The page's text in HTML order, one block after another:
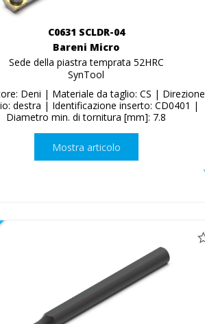
C0631 SCLDR-04
Bareni Micro
Sede della piastra temprata 52HRC
SynTool
Deni | Materiale da taglio: CS | Direzione
destra | Identificazione inserto: CD0401 |
Diametro min. di tornitura [mm]: 7.8
Mostra articolo